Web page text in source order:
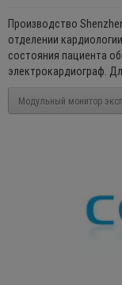
Производство
отделении
состояния пациента
электрокардиограф.
Модульный монитор